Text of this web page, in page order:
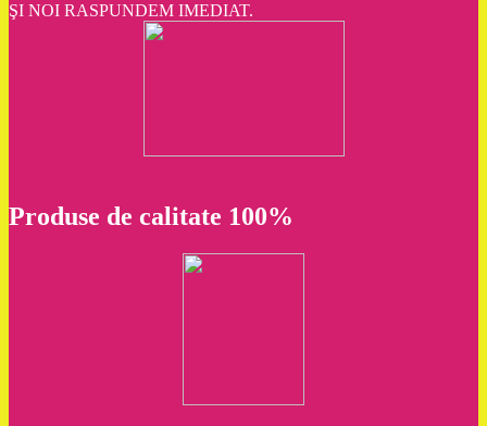
ŞI NOI RASPUNDEM IMEDIAT.
Produse de calitate 100%